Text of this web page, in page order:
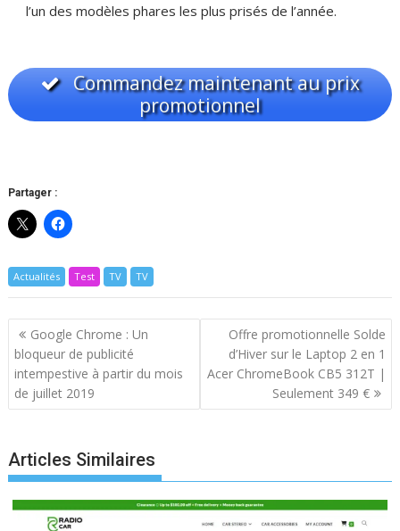
l’un des modèles phares les plus prisés de l’année.
Commandez maintenant au prix
promotionnel
Partager :
Actualités Test TV TV
Navigation
de
l’article
Google Chrome : Un
bloqueur de publicité
intempestive à partir du mois
de juillet 2019
Offre promotionnelle Solde
d’Hiver sur le Laptop 2 en 1
Acer ChromeBook CB5 312T |
Seulement 349 €
Articles Similaires